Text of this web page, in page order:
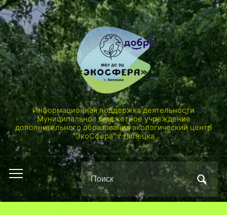
Информационная поддержка деятельности
Муниципальное бюджетное учреждение
дополнительного образования экологический центр
"ЭкоСфера" г.Липецка
Переключить
мобильное
меню
Поиск
по: